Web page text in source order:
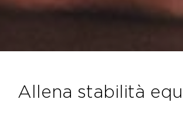
allena stabilità